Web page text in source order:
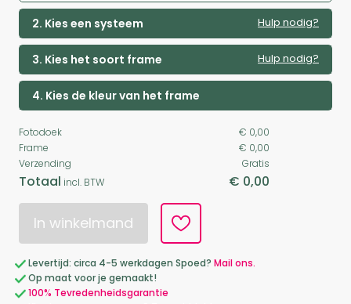
2. Kies een systeem Hulp nodig?
3. Kies het soort frame Hulp nodig?
4. Kies de kleur van het frame
Fotodoek
€ 0,00
Frame
€ 0,00
Verzending
Gratis
Totaal incl. BTW € 0,00
In winkelmand
Levertijd: circa 4-5 werkdagen Spoed? Mail ons.
Op maat voor je gemaakt!
100% Tevredenheidsgarantie